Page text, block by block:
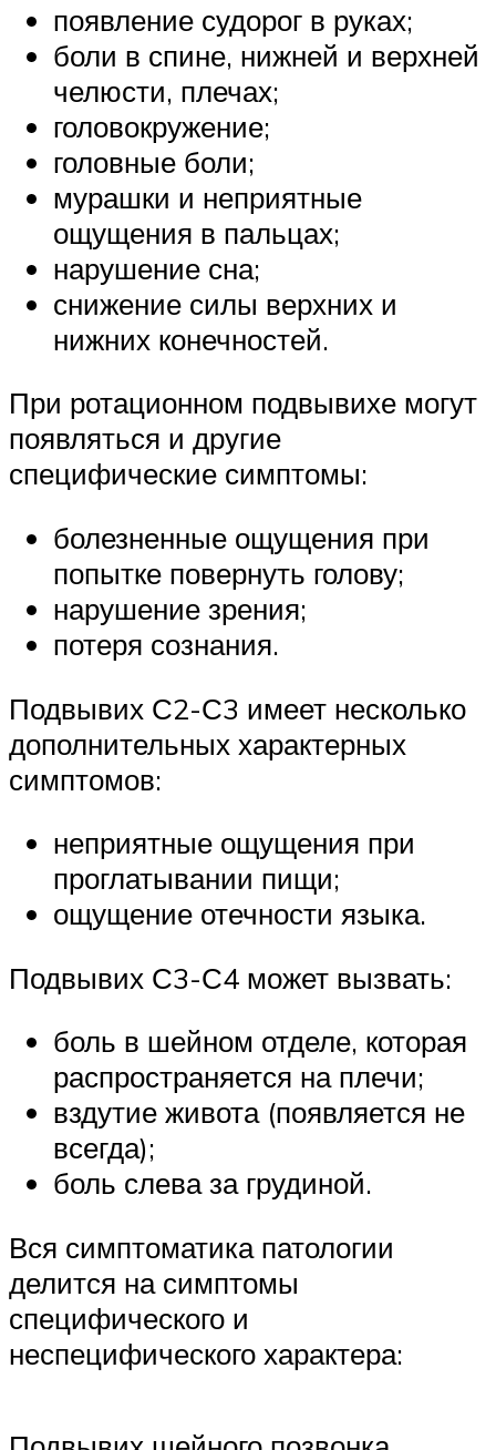
появление судорог в руках;
боли в спине, нижней и верхней
челюсти, плечах;
головокружение;
головные боли;
мурашки и неприятные
ощущения в пальцах;
нарушение сна;
снижение силы верхних и
нижних конечностей.
При ротационном подвывихе могут
появляться и другие
специфические симптомы:
болезненные ощущения при
попытке повернуть голову;
нарушение зрения;
потеря сознания.
Подвывих С2-С3 имеет несколько
дополнительных характерных
симптомов:
неприятные ощущения при
проглатывании пищи;
ощущение отечности языка.
Подвывих С3-С4 может вызвать:
боль в шейном отделе, которая
распространяется на плечи;
вздутие живота (появляется не
всегда);
боль слева за грудиной.
Вся симптоматика патологии
делится на симптомы
специфического и
неспецифического характера: